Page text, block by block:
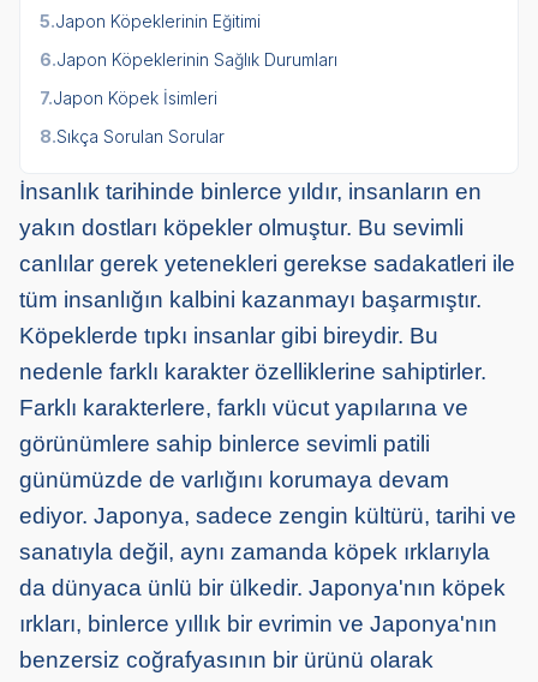
5.Japon Köpeklerinin Eğitimi
6.Japon Köpeklerinin Sağlık Durumları
7.Japon Köpek İsimleri
8.Sıkça Sorulan Sorular
İnsanlık tarihinde binlerce yıldır, insanların en
yakın dostları köpekler olmuştur. Bu sevimli
canlılar gerek yetenekleri gerekse sadakatleri ile
tüm insanlığın kalbini kazanmayı başarmıştır.
Köpeklerde tıpkı insanlar gibi bireydir. Bu
nedenle farklı karakter özelliklerine sahiptirler.
Farklı karakterlere, farklı vücut yapılarına ve
görünümlere sahip binlerce sevimli patili
günümüzde de varlığını korumaya devam
ediyor. Japonya, sadece zengin kültürü, tarihi ve
sanatıyla değil, aynı zamanda köpek ırklarıyla
da dünyaca ünlü bir ülkedir. Japonya'nın köpek
ırkları, binlerce yıllık bir evrimin ve Japonya'nın
benzersiz coğrafyasının bir ürünü olarak